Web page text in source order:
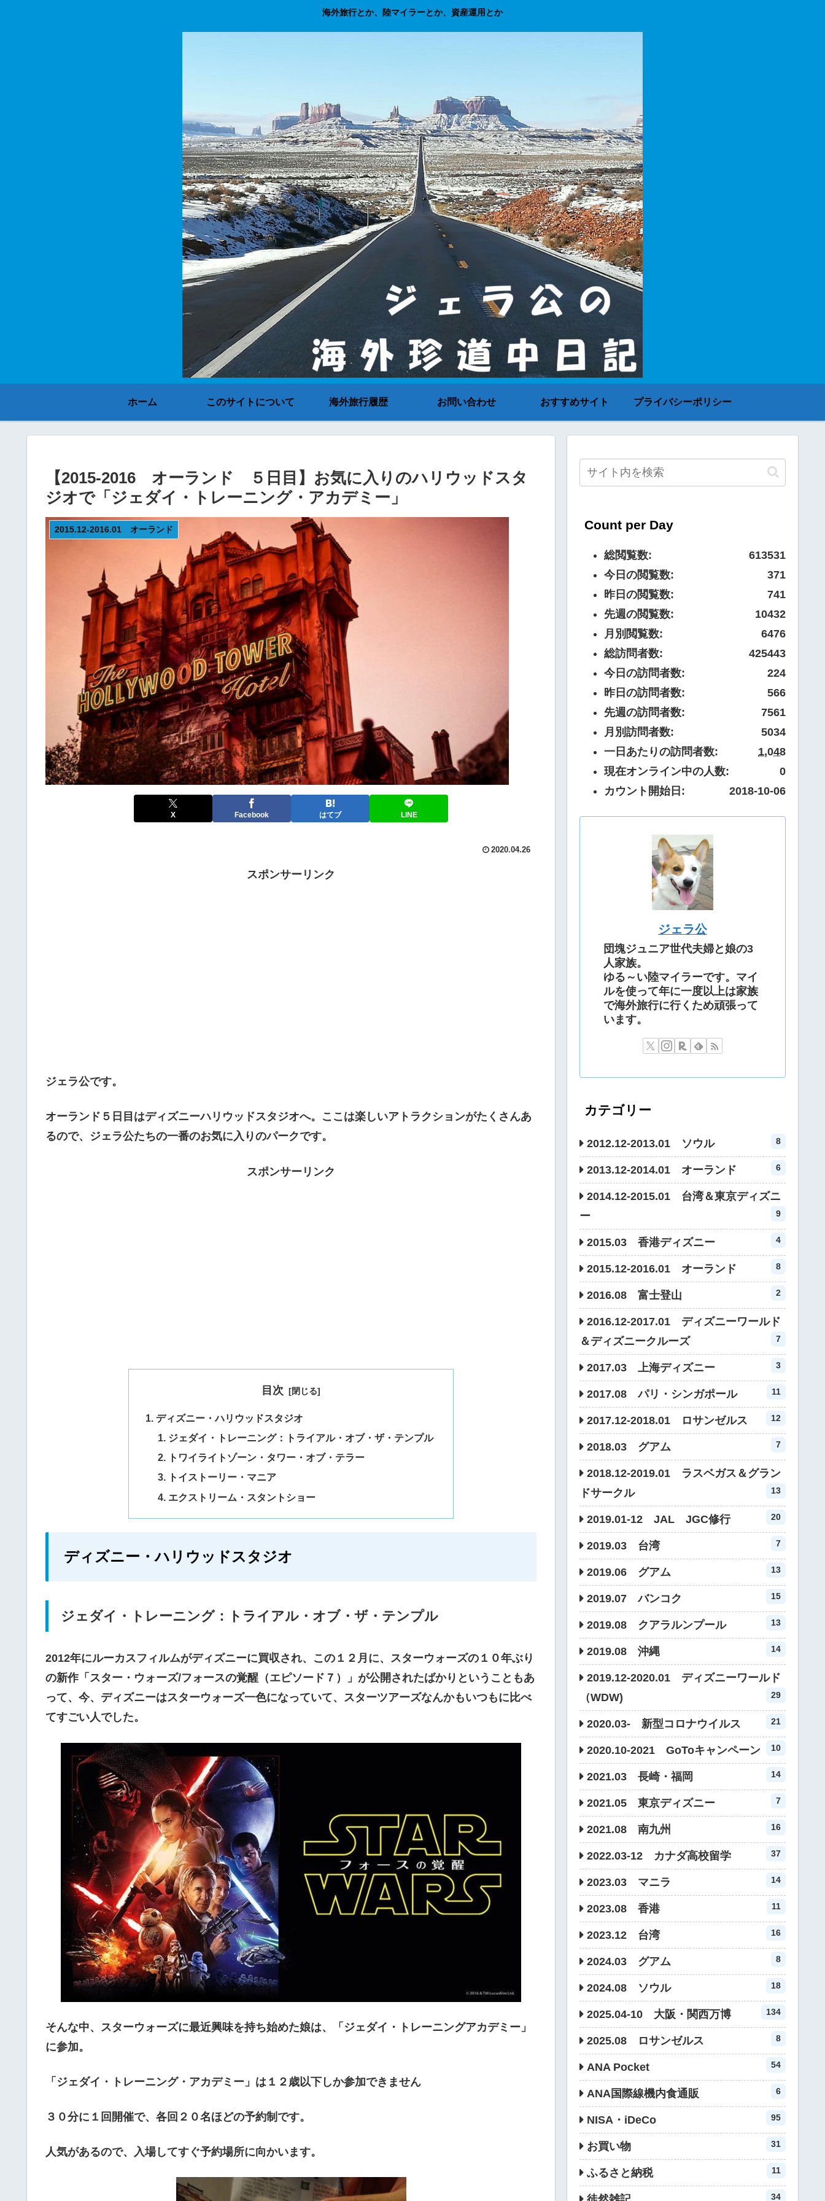
海外旅行とか、陸マイラーとか、資産運用とか
ホーム このサイトについて 海外旅行履歴 お問い合わせ おすすめサイト プライバシーポリシー
【2015-2016 オーランド ５日目】お気に入りのハリウッドスタ
ジオで「ジェダイ・トレーニング・アカデミー」
2015.12-2016.01 オーランド
X Facebook はてブ LINE
2020.04.26
スポンサーリンク
ジェラ公です。
オーランド５日目はディズニーハリウッドスタジオへ。ここは楽しいアトラクションがたくさんあ
るので、ジェラ公たちの一番のお気に入りのパークです。
スポンサーリンク
目次
ディズニー・ハリウッドスタジオ
ジェダイ・トレーニング：トライアル・オブ・ザ・テンプル
トワイライトゾーン・タワー・オブ・テラー
トイストーリー・マニア
エクストリーム・スタントショー
ディズニー・ハリウッドスタジオ
ジェダイ・トレーニング：トライアル・オブ・ザ・テンプル
2012年にルーカスフィルムがディズニーに買収され、この１２月に、スターウォーズの１０年ぶり
の新作「スター・ウォーズ/フォースの覚醒（エピソード７）」が公開されたばかりということもあ
って、今、ディズニーはスターウォーズ一色になっていて、スターツアーズなんかもいつもに比べ
てすごい人でした。
そんな中、スターウォーズに最近興味を持ち始めた娘は、「ジェダイ・トレーニングアカデミー」
に参加。
「ジェダイ・トレーニング・アカデミー」は１２歳以下しか参加できません
３０分に１回開催で、各回２０名ほどの予約制です。
人気があるので、入場してすぐ予約場所に向かいます。
Count per Day
613531
総閲覧数:
371
今日の閲覧数:
741
昨日の閲覧数:
10432
先週の閲覧数:
6476
月別閲覧数:
425443
総訪問者数:
224
今日の訪問者数:
566
昨日の訪問者数:
7561
先週の訪問者数:
5034
月別訪問者数:
1,048
一日あたりの訪問者数:
0
現在オンライン中の人数:
2018-10-06
カウント開始日:
ジェラ公
団塊ジュニア世代夫婦と娘の3
人家族。
ゆる～い陸マイラーです。マイ
ルを使って年に一度以上は家族
で海外旅行に行くため頑張って
います。
カテゴリー
2012.12-2013.01 ソウル 8
2013.12-2014.01 オーランド 6
2014.12-2015.01 台湾＆東京ディズニ
ー
9
2015.03 香港ディズニー 4
2015.12-2016.01 オーランド 8
2016.08 富士登山 2
2016.12-2017.01 ディズニーワールド
＆ディズニークルーズ
7
2017.03 上海ディズニー 3
2017.08 パリ・シンガポール 11
2017.12-2018.01 ロサンゼルス 12
2018.03 グアム 7
2018.12-2019.01 ラスベガス＆グラン
ドサークル
13
2019.01-12 JAL JGC修行 20
2019.03 台湾 7
2019.06 グアム 13
2019.07 バンコク 15
2019.08 クアラルンプール 13
2019.08 沖縄 14
2019.12-2020.01 ディズニーワールド
（WDW)
29
2020.03- 新型コロナウイルス 21
2020.10-2021 GoToキャンペーン 10
2021.03 長崎・福岡 14
2021.05 東京ディズニー 7
2021.08 南九州 16
2022.03-12 カナダ高校留学 37
2023.03 マニラ 14
2023.08 香港 11
2023.12 台湾 16
2024.03 グアム 8
2024.08 ソウル 18
2025.04-10 大阪・関西万博 134
2025.08 ロサンゼルス 8
ANA Pocket 54
ANA国際線機内食通販 6
NISA・iDeCo 95
お買い物 31
ふるさと納税 11
34